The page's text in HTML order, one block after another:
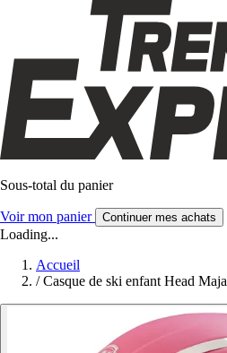
Sous-total du panier
Voir mon panier Continuer mes achats
Loading...
Accueil
/ Casque de ski enfant Head Maja